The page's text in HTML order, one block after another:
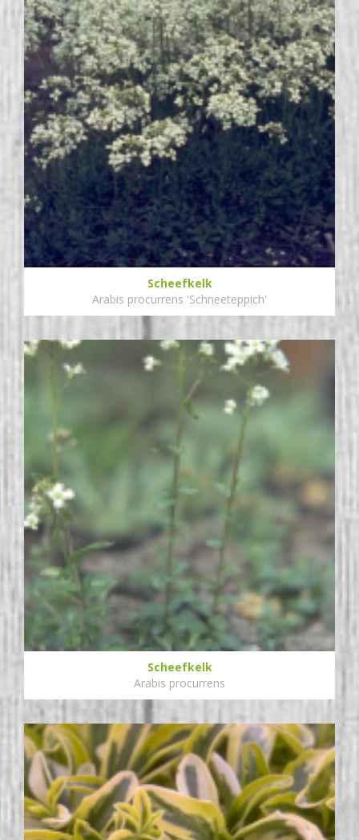
Scheefkelk
Arabis procurrens 'Schneeteppich'
Scheefkelk
Arabis procurrens